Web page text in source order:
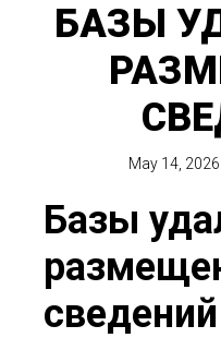
БАЗЫ
May 14, 2026
Базы
сведений